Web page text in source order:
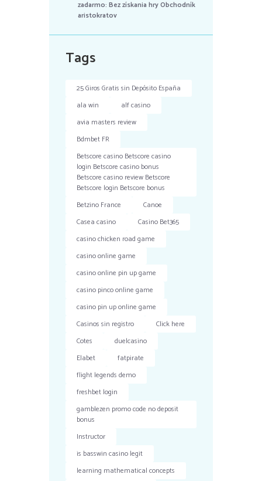
zadarmo: Bez získania hry Obchodník
aristokratov
Tags
25 Giros Gratis sin Depósito España
ala win
alf casino
avia masters review
Bdmbet FR
Betscore casino Betscore casino
login Betscore casino bonus
Betscore casino review Betscore
Betscore login Betscore bonus
Betzino France
Canoe
Casea casino
Casino Bet365
casino chicken road game
casino online game
casino online pin up game
casino pinco online game
casino pin up online game
Casinos sin registro
Click here
Cotes
duelcasino
Elabet
fatpirate
flight legends demo
freshbet login
gamblezen promo code no deposit
bonus
Instructor
is basswin casino legit
learning mathematical concepts